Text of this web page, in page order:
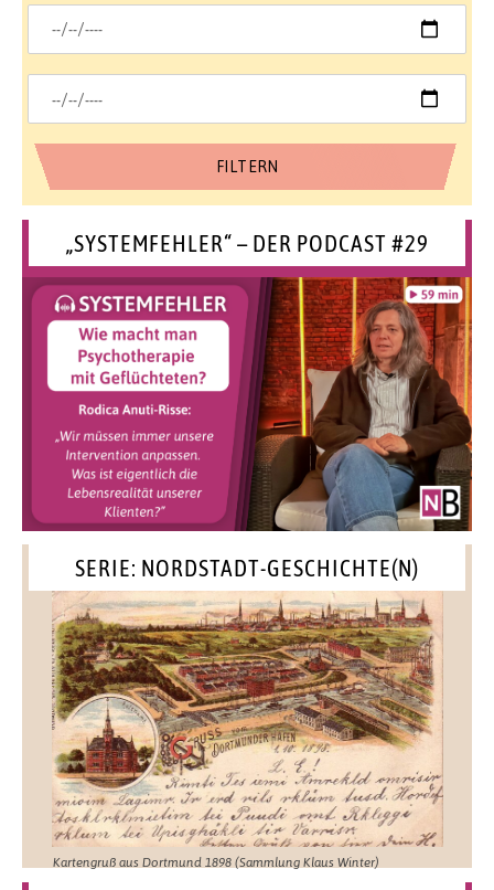
„SYSTEMFEHLER“ – DER PODCAST #29
SERIE: NORDSTADT-GESCHICHTE(N)
Kartengruß aus Dortmund 1898 (Sammlung Klaus Winter)